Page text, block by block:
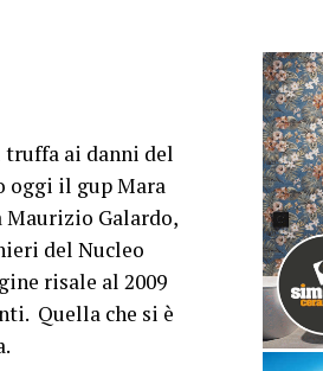
truffa ai danni del
oggi il gup Mara
Galardo,
del Nucleo
risale al 2009
Quella che si è